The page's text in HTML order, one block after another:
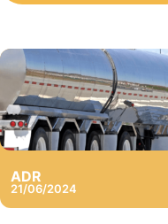
ADR
21/06/2024